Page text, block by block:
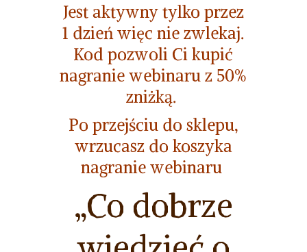
Jest aktywny tylko przez
1 dzień więc nie zwlekaj.
Kod pozwoli Ci kupić
nagranie webinaru z 50%
zniżką.
Po przejściu do sklepu,
wrzucasz do koszyka
nagranie webinaru
„Co dobrze